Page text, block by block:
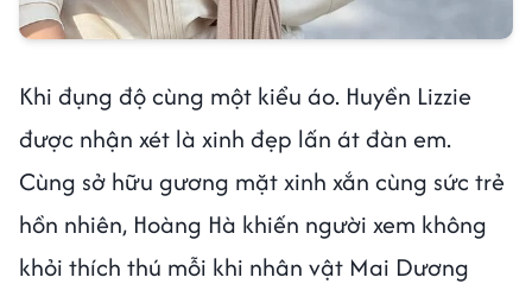
Khi đụng độ cùng một kiểu áo. Huyền Lizzie
được nhận xét là xinh đẹp lấn át đàn em.
Cùng sở hữu gương mặt xinh xắn cùng sức trẻ
hồn nhiên, Hoàng Hà khiến người xem không
khỏi thích thú mỗi khi nhân vật Mai Dương